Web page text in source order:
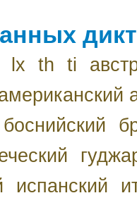
lx th ti
боснийский
испанский